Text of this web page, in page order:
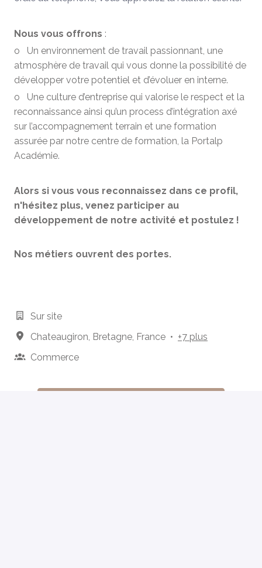
Nous vous offrons :
o Un environnement de travail passionnant, une
atmosphère de travail qui vous donne la possibilité de
développer votre potentiel et d’évoluer en interne.
o Une culture d’entreprise qui valorise le respect et la
reconnaissance ainsi qu’un process d’intégration axé
sur l’accompagnement terrain et une formation
assurée par notre centre de formation, la Portalp
Académie.
Alors si vous vous reconnaissez dans ce profil,
n'hésitez plus, venez participer au
développement de notre activité et postulez !
Nos métiers ouvrent des portes.
Sur site
Chateaugiron, Bretagne, France • +7 plus
Commerce